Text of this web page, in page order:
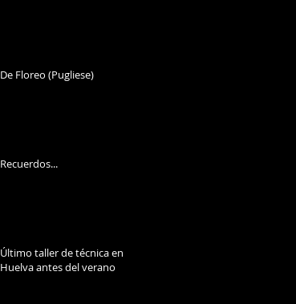
De Floreo (Pugliese)
Recuerdos...
Último taller de técnica en
Huelva antes del verano